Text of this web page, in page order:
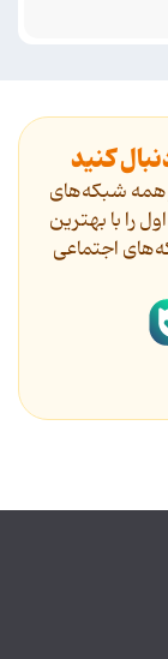
کنید
همه شبکه‌های
را با بهترین
اجتماعی